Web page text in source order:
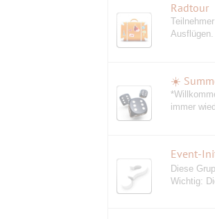
Radtour
☀️
immer
Event-
Diese
Wichtig: